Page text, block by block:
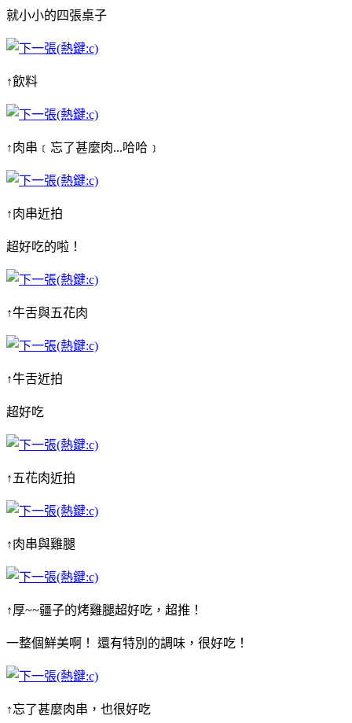
就小小的四張桌子
↑飲料
↑肉串﹝忘了甚麼肉...哈哈﹞
↑肉串近拍
超好吃的啦！
↑牛舌與五花肉
↑牛舌近拍
超好吃
↑五花肉近拍
↑肉串與雞腿
↑厚~~疆子的烤雞腿超好吃，超推！
一整個鮮美啊！ 還有特別的調味，很好吃！
↑忘了甚麼肉串，也很好吃